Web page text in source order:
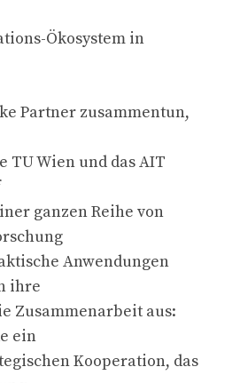
Ökosystem in
Partner zusammentun,
TU Wien und das AIT
ganzen Reihe von
Anwendungen
ihre
Zusammenarbeit aus:
ein
Kooperation, das